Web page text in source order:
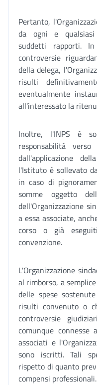
Pertanto,
da ogni e qualsiasi
suddetti rapporti.
controversie
della delega,
risulti
eventualmente
all'interessato la
Inoltre, l'INPS è
responsabilità
dall'applicazione
l'Istituto è sollevato
in caso di
somme oggetto
dell'Organizzazione
a essa associate,
corso o già
convenzione.
L'Organizzazione
al rimborso, a
delle spese
risulti convenuto o
controversie
comunque
associati e
sono iscritti. Tali
rispetto di quanto
compensi professionali.